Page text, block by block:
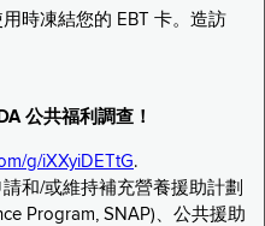
時凍結您的 EBT 卡。造訪
公共福利調查！
g/iXXyiDETtG.
和/或維持補充營養援助計劃
Program, SNAP)、公共援助